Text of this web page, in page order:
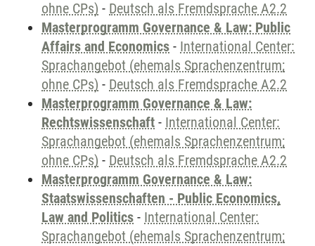
ohne CPs) - Deutsch als Fremdsprache A2.2
Masterprogramm Governance & Law: Public
Affairs and Economics - International Center:
Sprachangebot (ehemals Sprachenzentrum;
ohne CPs) - Deutsch als Fremdsprache A2.2
Masterprogramm Governance & Law:
Rechtswissenschaft - International Center:
Sprachangebot (ehemals Sprachenzentrum;
ohne CPs) - Deutsch als Fremdsprache A2.2
Masterprogramm Governance & Law:
Staatswissenschaften - Public Economics,
Law and Politics - International Center:
Sprachangebot (ehemals Sprachenzentrum;